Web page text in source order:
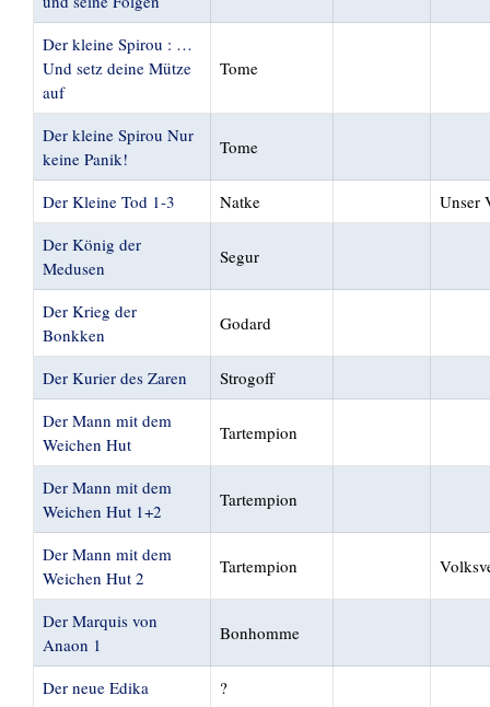
Der kleine Spirou : …
Und setz deine Mütze
auf
Tome
Der kleine Spirou Nur
keine Panik!
Tome
Der Kleine Tod 1-3 Natke
Unser
Der König der
Medusen
Segur
Der Krieg der
Bonkken
Godard
Der Kurier des Zaren
Strogoff
Der Mann mit dem
Weichen Hut
Tartempion
Der Mann mit dem
Weichen Hut 1+2
Tartempion
Der Mann mit dem
Weichen Hut 2
Tartempion
Der Marquis von
Anaon 1
Bonhomme
Der neue Edika
?